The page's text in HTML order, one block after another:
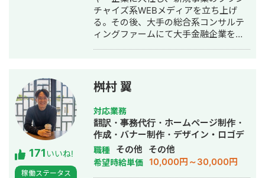
チャイズ系WEBメディアを立ち上げ
る。その後、大手の総合系コンサルテ
ィングファームにて大手金融企業を顧
171いいね!
稼働ステータス
桝村 翼
対応業務
翻訳・事務代行・ホームページ制作・
作成・バナー制作・デザイン・ロゴデ
ザイン・作成・イラスト制作
職種 その他 その他
希望時給単価 10,000円～30,000円